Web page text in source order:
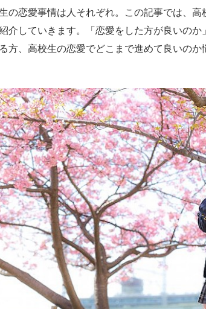
の恋愛事情は人それぞれ。この記事では、
介していきます。「恋愛をした方が良いの
方、高校生の恋愛でどこまで進めて良いのか